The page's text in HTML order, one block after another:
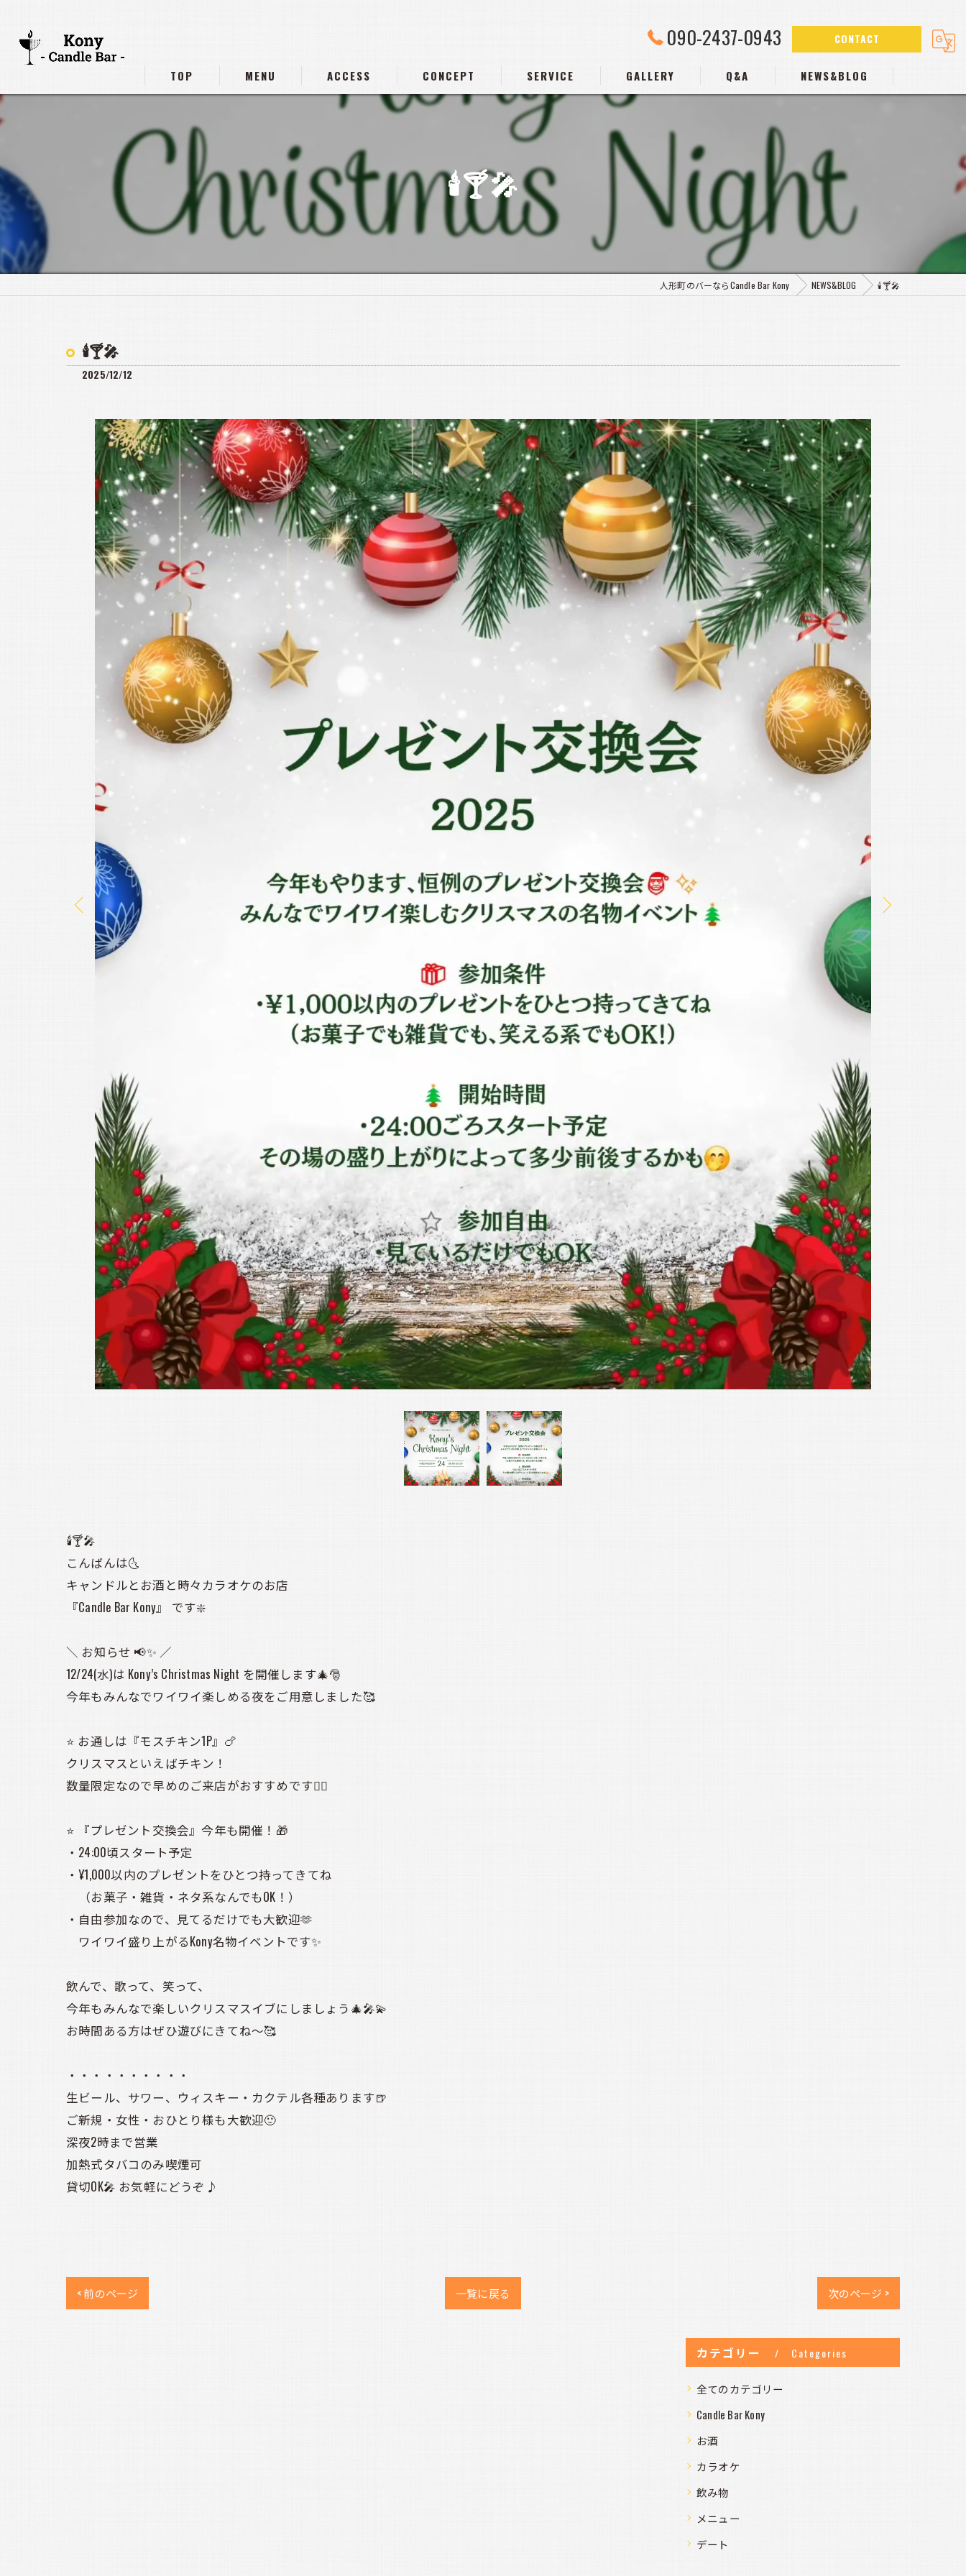
090-2437-0943 CONTACT
TOP MENU ACCESS CONCEPT SERVICE GALLERY Q&A NEWS&BLOG
🕯️🍸️🎤
人形町のバーならCandle Bar Kony NEWS&BLOG 🕯️🍸️🎤
🕯️🍸️🎤
2025/12/12
🕯️🍸️🎤
こんばんは🌜️
キャンドルとお酒と時々カラオケのお店
『Candle Bar Kony』 です❇️
＼ お知らせ 📢✨ ／
12/24(水)は Kony’s Christmas Night を開催します🎄🎅
今年もみんなでワイワイ楽しめる夜をご用意しました🥰
⭐ お通しは『モスチキン1P』🍗
クリスマスといえばチキン！
数量限定なので早めのご来店がおすすめです🙇‍♀️
⭐ 『プレゼント交換会』今年も開催！🎁
・24:00頃スタート予定
・¥1,000以内のプレゼントをひとつ持ってきてね
（お菓子・雑貨・ネタ系なんでもOK！）
・自由参加なので、見てるだけでも大歓迎🫶
ワイワイ盛り上がるKony名物イベントです✨
飲んで、歌って、笑って、
今年もみんなで楽しいクリスマスイブにしましょう🎄🎤💫
お時間ある方はぜひ遊びにきてね〜🥰
・・・・・・・・・・
生ビール、サワー、ウィスキー・カクテル各種あります🍺
ご新規・女性・おひとり様も大歓迎🙂
深夜2時まで営業
加熱式タバコのみ喫煙可
貸切OK🎤 お気軽にどうぞ♪
< 前のページ 一覧に戻る 次のページ >
カテゴリー Categories
全てのカテゴリー
Candle Bar Kony
お酒
カラオケ
飲み物
メニュー
デート